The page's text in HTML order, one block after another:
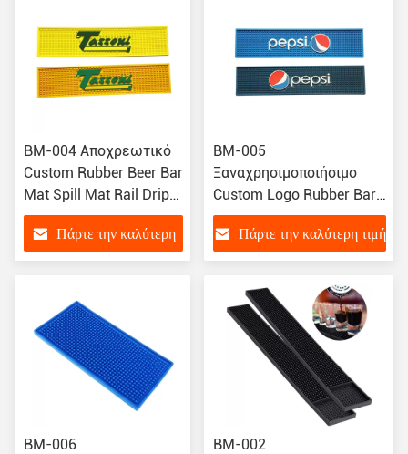
BM-004 Αποχρεωτικό
Custom Rubber Beer Bar
Mat Spill Mat Rail Drip
Mat
Πάρτε την καλύτερη
BM-005
Ξαναχρησιμοποιήσιμο
Custom Logo Rubber Bar
Mat, Bar Serving Puddle
Mat Πάρτε την καλύτερη τιμή
BM-006
BM-002